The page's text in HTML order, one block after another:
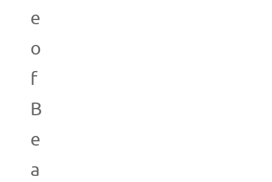
e
o
f
B
e
a